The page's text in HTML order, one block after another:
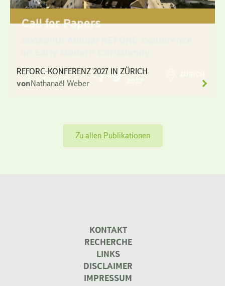
REFORC-KONFERENZ 2027 IN ZÜRICH
vonNathanaël Weber
Zu allen Publikationen
KONTAKT
RECHERCHE
LINKS
DISCLAIMER
IMPRESSUM